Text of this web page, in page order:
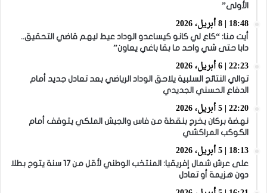
الأولى”
18:48 | 8 أبريل، 2026
أيت منا: “كاع لي كانو كيساعدو الوداد عيط ليهم قاضي التحقيق..
دابا حتى شي واحد ما بقا باغي يعاون”
22:23 | 6 أبريل، 2026
توالي النتائج السلبية يلاحق الوداد الرياضي بعد تعادل جديد أمام
الدفاع الحسني الجديدي
22:20 | 5 أبريل، 2026
نهضة بركان يخرج بنقطة من فاس والجيش الملكي يتوقف أمام
الكوكب المراكشي
18:13 | 5 أبريل، 2026
على عرش شمال إفريقيا: المنتخب الوطني لأقل من 17 سنة يتوج بطلا
دون هزيمة أو تعادل